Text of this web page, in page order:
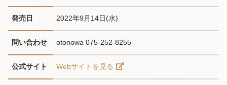
発売日 2022年9月14日(水)
問い合わせ otonowa 075-252-8255
公式サイト Webサイトを見る